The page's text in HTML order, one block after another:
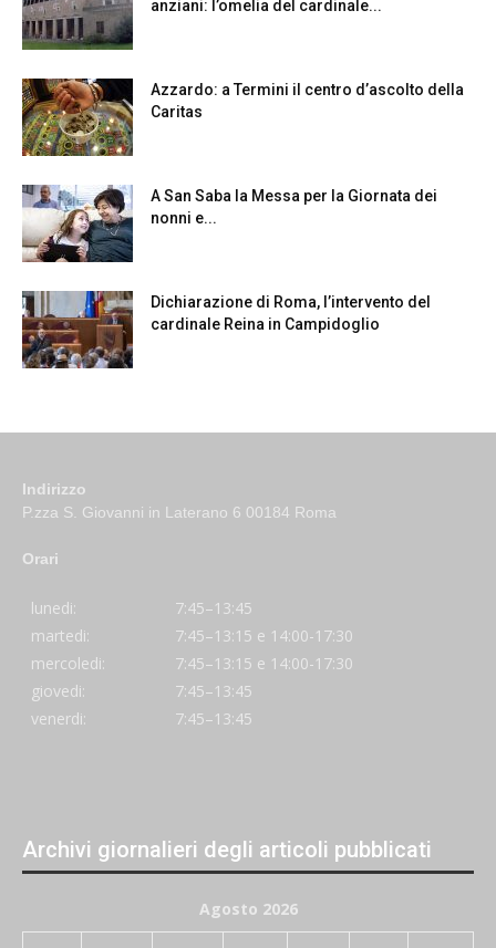
anziani: l’omelia del cardinale...
Azzardo: a Termini il centro d’ascolto della
Caritas
A San Saba la Messa per la Giornata dei
nonni e...
Dichiarazione di Roma, l’intervento del
cardinale Reina in Campidoglio
Indirizzo
P.zza S. Giovanni in Laterano 6 00184 Roma
Orari
lunedi:
7:45–13:45
martedi:
7:45–13:15 e 14:00-17:30
mercoledi:
7:45–13:15 e 14:00-17:30
giovedi:
7:45–13:45
venerdi:
7:45–13:45
Archivi giornalieri degli articoli pubblicati
Agosto 2026